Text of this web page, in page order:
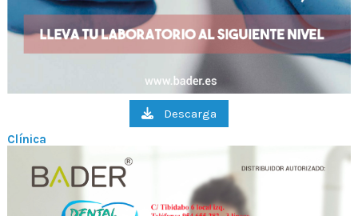
Descarga
Clínica